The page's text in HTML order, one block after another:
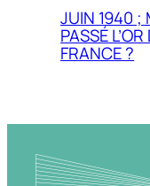
JUIN 1940 ;
PASSÉ
FRANCE ?